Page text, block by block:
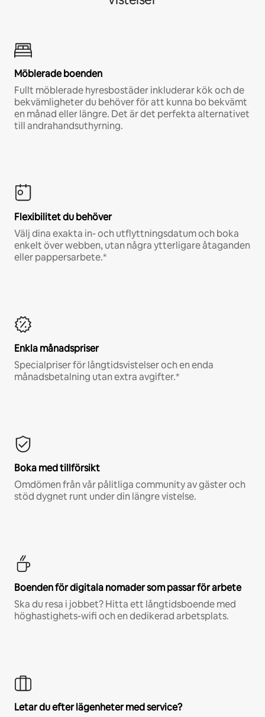
Möblerade boenden
Fullt möblerade hyresbostäder inkluderar kök och de
bekvämligheter du behöver för att kunna bo bekvämt
en månad eller längre. Det är det perfekta alternativet
till andrahandsuthyrning.
Flexibilitet du behöver
Välj dina exakta in- och utflyttningsdatum och boka
enkelt över webben, utan några ytterligare åtaganden
eller pappersarbete.*
Enkla månadspriser
Specialpriser för långtidsvistelser och en enda
månadsbetalning utan extra avgifter.*
Boka med tillförsikt
Omdömen från vår pålitliga community av gäster och
stöd dygnet runt under din längre vistelse.
Boenden för digitala nomader som passar för arbete
Ska du resa i jobbet? Hitta ett långtidsboende med
höghastighets-wifi och en dedikerad arbetsplats.
Letar du efter lägenheter med service?